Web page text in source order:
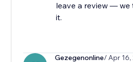
leave a review —
it.
Gezegenonline/ Apr 16,